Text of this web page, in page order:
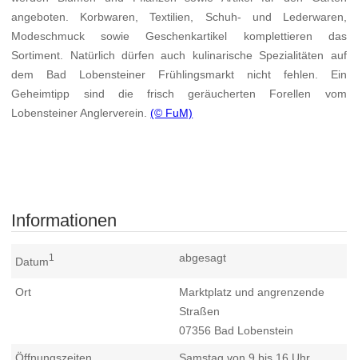
angeboten. Korbwaren, Textilien, Schuh- und Lederwaren,
Modeschmuck sowie Geschenkartikel komplettieren das
Sortiment. Natürlich dürfen auch kulinarische Spezialitäten auf
dem Bad Lobensteiner Frühlingsmarkt nicht fehlen. Ein
Geheimtipp sind die frisch geräucherten Forellen vom
Lobensteiner Anglerverein.(© FuM)
Informationen
Datum1 abgesagt
Ort
Marktplatz und angrenzende
Straßen
07356 Bad Lobenstein